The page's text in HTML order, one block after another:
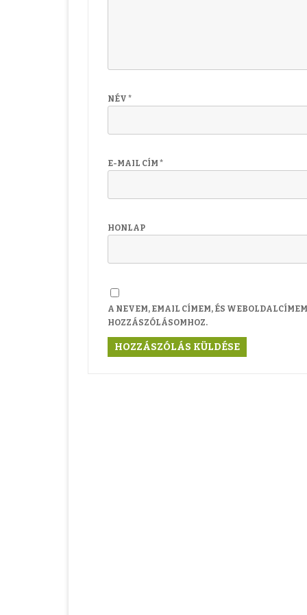
NÉV *
E-MAIL CÍM *
HONLAP
A NEVEM, EMAIL CÍMEM, ÉS
HOZZÁSZÓLÁSOMHOZ.